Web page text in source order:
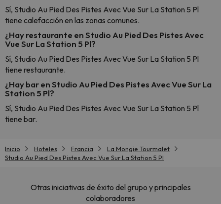
Sí, Studio Au Pied Des Pistes Avec Vue Sur La Station 5 Pl
tiene calefacción en las zonas comunes.
¿Hay restaurante en Studio Au Pied Des Pistes Avec
Vue Sur La Station 5 Pl?
Sí, Studio Au Pied Des Pistes Avec Vue Sur La Station 5 Pl
tiene restaurante.
¿Hay bar en Studio Au Pied Des Pistes Avec Vue Sur La
Station 5 Pl?
Sí, Studio Au Pied Des Pistes Avec Vue Sur La Station 5 Pl
tiene bar.
Inicio Hoteles Francia
La Mongie Tourmalet
Studio Au Pied Des Pistes Avec Vue Sur La Station 5 Pl
Otras iniciativas de éxito del grupo y principales
colaboradores